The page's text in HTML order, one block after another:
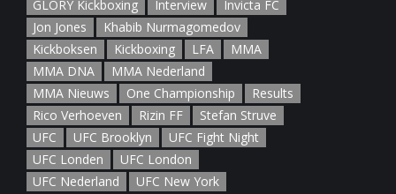
GLORY Kickboxing
Interview
Invicta FC
Jon Jones
Khabib Nurmagomedov
Kickboksen
Kickboxing LFA
MMA
MMA DNA
MMA Nederland
MMA Nieuws
One Championship
Results
Rico Verhoeven
Rizin FF
Stefan Struve
UFC
UFC Brooklyn
UFC Fight Night
UFC Londen
UFC London
UFC Nederland
UFC New York